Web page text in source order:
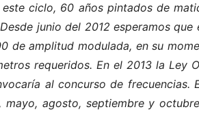
ciclo, 60 años pintados de
junio del 2012 esperamos
de amplitud modulada, en su
requeridos. En el 2013 la Ley
al concurso de frecuencias.
agosto, septiembre y